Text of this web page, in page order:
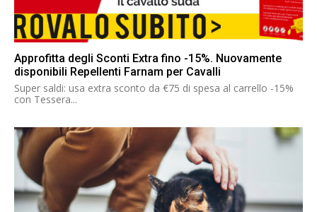
Approfitta degli Sconti Extra fino -15%. Nuovamente
disponibili Repellenti Farnam per Cavalli
Super saldi: usa extra sconto da €75 di spesa al carrello -15%
con Tessera...